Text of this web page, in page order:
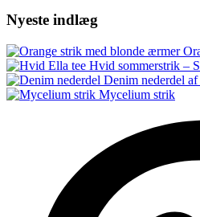
Nyeste indlæg
Hvid sommerstrik –
Denim nederdel af
Mycelium strik